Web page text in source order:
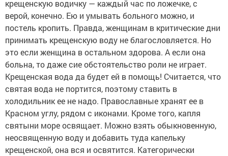
крещенскую водичку — каждый час по ложечке, с
верой, конечно. Ею и умывать больного можно, и
постель кропить. Правда, женщинам в критические дни
принимать крещенскую воду не благословляется. Но
это если женщина в остальном здорова. А если она
больна, то даже сие обстоятельство роли не играет.
Крещенская вода да будет ей в помощь! Считается, что
святая вода не портится, поэтому ставить в
холодильник ее не надо. Православные хранят ее в
Красном углу, рядом с иконами. Кроме того, капля
святыни море освящает. Можно взять обыкновенную,
неосвященную воду и добавить туда капельку
крещенской, она вся и освятится. Категорически